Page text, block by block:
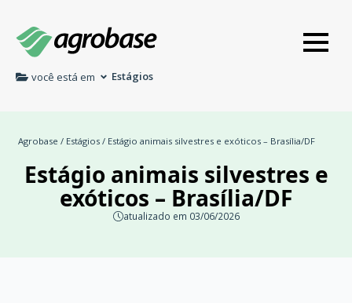
você está em Estágios
Agrobase / Estágios / Estágio animais silvestres e exóticos – Brasília/DF
Estágio animais silvestres e
exóticos – Brasília/DF
atualizado em 03/06/2026